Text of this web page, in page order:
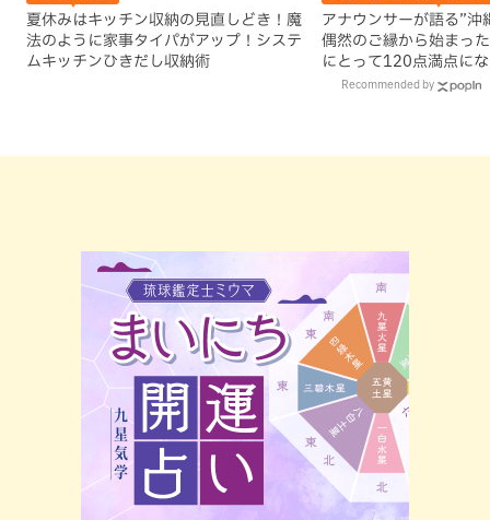
夏休みはキッチン収納の見直しどき！魔
法のように家事タイパがアップ！システ
ムキッチンひきだし収納術
アナウンサーが語る”沖
偶然のご縁から始まっ
にとって120点満点に
Recommended by